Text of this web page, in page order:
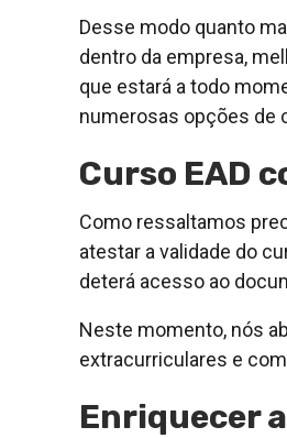
Desse modo quanto
dentro da empresa,
que estará a todo
numerosas opções de
Curso EAD
Como ressaltamos
atestar a validade do
deterá acesso ao
Neste momento, nós
extracurriculares e
Enriquecer